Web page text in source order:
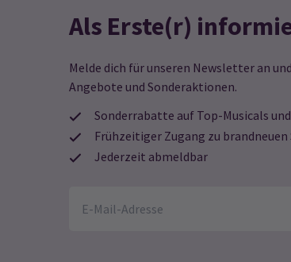
Als Erste(r)
Melde dich für unseren Newsletter an
Angebote und Sonderaktionen.
Sonderrabatte auf Top-Musicals
Frühzeitiger Zugang zu brandneuen
Jederzeit abmeldbar